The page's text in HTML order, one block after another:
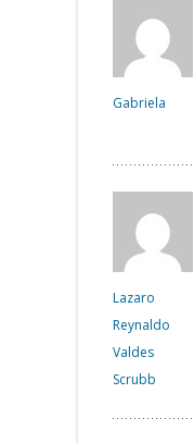
Gabriela
Lazaro
Reynaldo
Valdes
Scrubb